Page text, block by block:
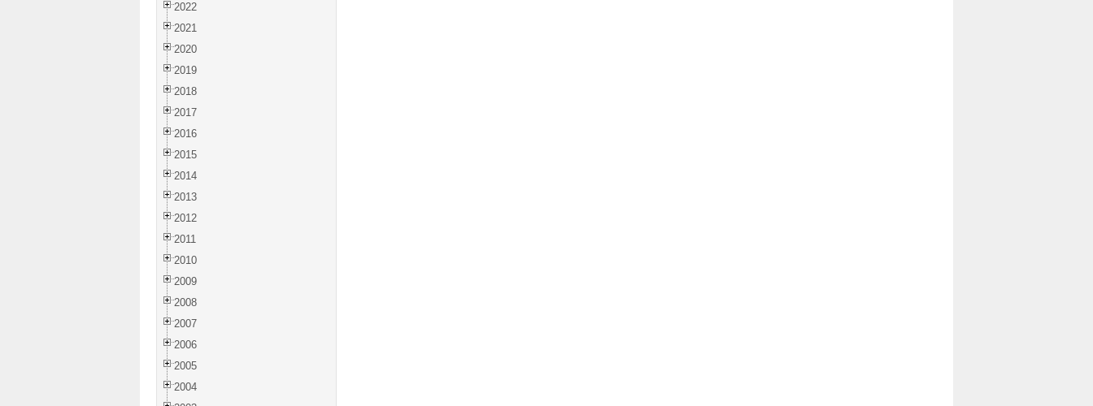
2022
2021
2020
2019
2018
2017
2016
2015
2014
2013
2012
2011
2010
2009
2008
2007
2006
2005
2004